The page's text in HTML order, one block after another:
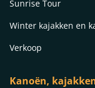
Sunrise Tour
Winter kajakken en
Verkoop
Kanoën,